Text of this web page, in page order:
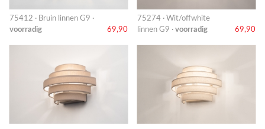
75412 · Bruin linnen G9 ·
voorradig
69,90
75274 · Wit/offwhite
linnen G9 · voorradig 69,90